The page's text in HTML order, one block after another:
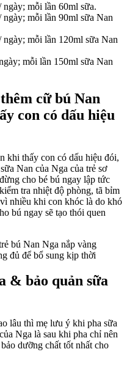
mỗi lần 60ml sữa.
mỗi lần 90ml sữa Nan
mỗi lần 120ml sữa Nan
mỗi lần 150ml sữa Nan
cữ bú Nan
con có dấu hiệu
khi thấy con có dấu hiệu đói,
Nan của Nga của trẻ sơ
cho bé bú ngay lập tức
tra nhiệt độ phòng, tã bỉm
nhiều khi con khóc là do khó
bú ngay sẽ tạo thói quen
& bảo quản sữa
lâu thì mẹ lưu ý khi pha sữa
Nga là sau khi pha chỉ nên
dưỡng chất tốt nhất cho